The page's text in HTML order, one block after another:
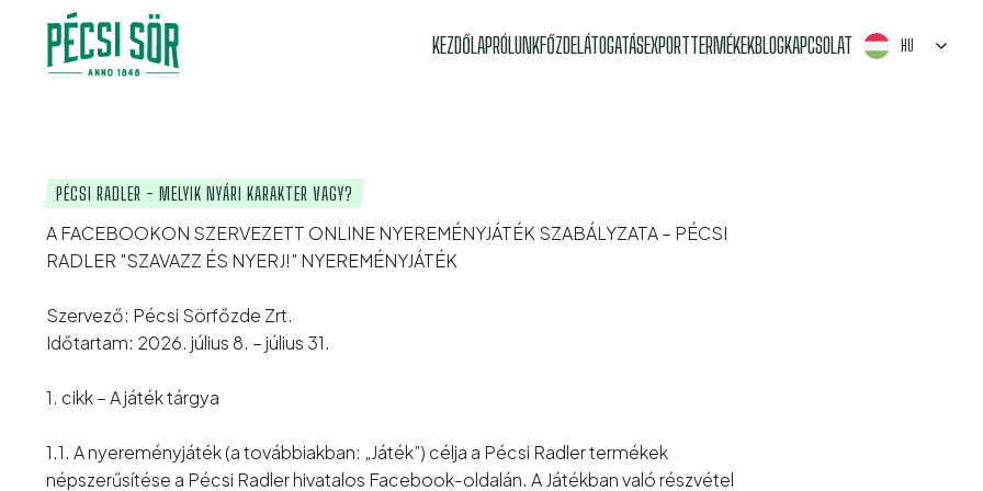
KEZDŐLAPRÓLUNKFŐZDELÁTOGATÁSEXPORTTERMÉKEKBLOGKAPCSOLAT HU
PÉCSI RADLER - MELYIK NYÁRI KARAKTER VAGY?
A FACEBOOKON SZERVEZETT ONLINE NYEREMÉNYJÁTÉK SZABÁLYZATA – PÉCSI
RADLER "SZAVAZZ ÉS NYERJ!" NYEREMÉNYJÁTÉK
Szervező: Pécsi Sörfőzde Zrt.
Időtartam: 2026. július 8. – július 31.
1. cikk – A játék tárgya
1.1. A nyereményjáték (a továbbiakban: „Játék”) célja a Pécsi Radler termékek
népszerűsítése a Pécsi Radler hivatalos Facebook-oldalán. A Játékban való részvétel